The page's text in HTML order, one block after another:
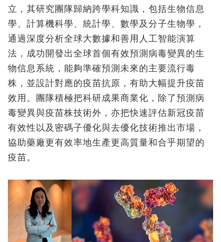
立，其研究團隊歸納跨學科知識，包括生物信息
學、計算機科學、統計學、數學及分子生物學，
通過深度分析全球大數據和善用人工智能演算
法，成功開發出全球首個有效預測病毒變異的生
物信息系統，能夠準確預測未來的主要流行毒
株，並設計對應的疫苗抗原，有助大幅提升疫苗
效用。團隊積極把科研成果商業化，除了預測病
毒變異與疫苗株技術外，亦把快速評估新冠疫苗
有效性以及密碼子優化與去優化技術推出市場，
協助藥廠更有效率地生產更高質量和合乎期望的
疫苗。